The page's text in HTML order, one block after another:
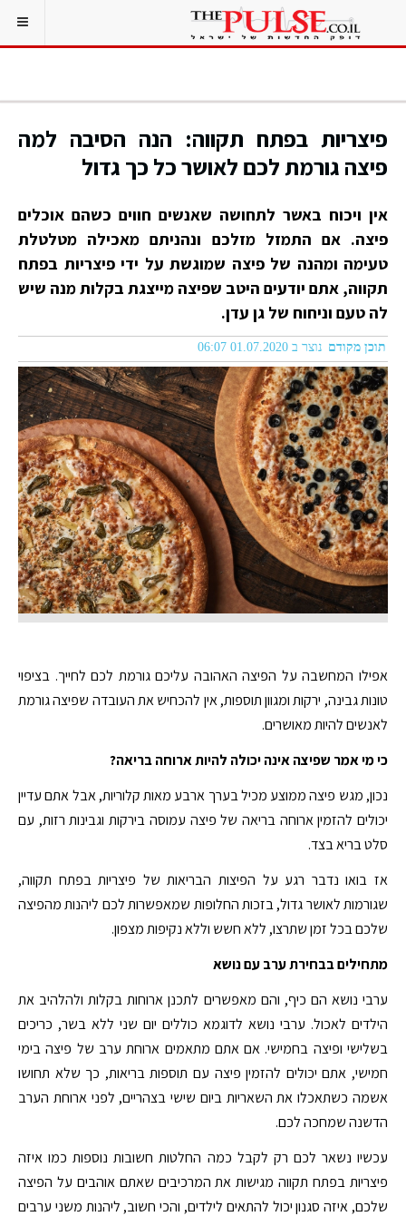
פיצריות בפתח תקווה: הנה הסיבה למה
פיצה גורמת לכם לאושר כל כך גדול
אין ויכוח באשר לתחושה שאנשים חווים כשהם אוכלים
פיצה. אם התמזל מזלכם ונהניתם מאכילה מטלטלת
טעימה ומהנה של פיצה שמוגשת על ידי פיצריות בפתח
תקווה, אתם יודעים היטב שפיצה מייצגת בקלות מנה שיש
לה טעם וניחוח של גן עדן.
תוכן מקודם נוצר ב 01.07.2020 06:07
אפילו המחשבה על הפיצה האהובה עליכם גורמת לכם לחייך. בציפוי
טונות גבינה, ירקות ומגוון תוספות, אין להכחיש את העובדה שפיצה גורמת
לאנשים להיות מאושרים.
כי מי אמר שפיצה אינה יכולה להיות ארוחה בריאה?
נכון, מגש פיצה ממוצע מכיל בערך ארבע מאות קלוריות, אבל אתם עדיין
יכולים להזמין ארוחה בריאה של פיצה עמוסה בירקות וגבינות רזות, עם
סלט בריא בצד.
אז בואו נדבר רגע על הפיצות הבריאות של פיצריות בפתח תקווה,
שגורמות לאושר גדול, בזכות החלופות שמאפשרות לכם ליהנות מהפיצה
שלכם בכל זמן שתרצו, ללא חשש וללא נקיפות מצפון.
מתחילים בבחירת ערב עם נושא
ערבי נושא הם כיף, והם מאפשרים לתכנן ארוחות בקלות ולהלהיב את
הילדים לאכול. ערבי נושא לדוגמא כוללים יום שני ללא בשר, כריכים
בשלישי ופיצה בחמישי. אם אתם מתאמים ארוחת ערב של פיצה בימי
חמישי, אתם יכולים להזמין פיצה עם תוספות בריאות, כך שלא תחושו
אשמה כשתאכלו את השאריות ביום שישי בצהריים, לפני ארוחת הערב
הדשנה שמחכה לכם.
עכשיו נשאר לכם רק לקבל כמה החלטות חשובות נוספות כמו איזה
פיצריות בפתח תקווה מגישות את המרכיבים שאתם אוהבים על הפיצה
שלכם, איזה סגנון יכול להתאים לילדים, והכי חשוב, ליהנות משני ערבים